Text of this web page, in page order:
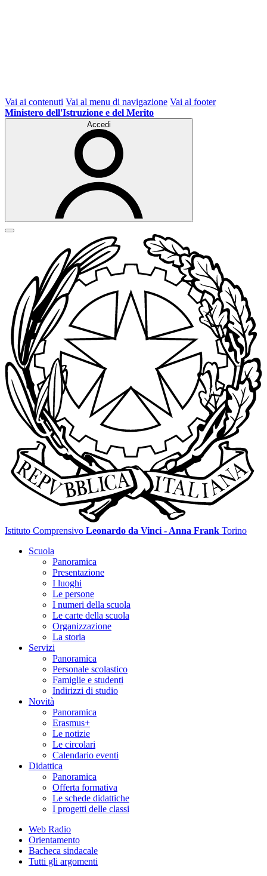
Vai ai contenuti Vai al menu di navigazione Vai al footer
Ministero dell'Istruzione e del Merito
Accedi
Istituto Comprensivo Leonardo da Vinci - Anna Frank Torino
Scuola
Panoramica
Presentazione
I luoghi
Le persone
I numeri della scuola
Le carte della scuola
Organizzazione
La storia
Servizi
Panoramica
Personale scolastico
Famiglie e studenti
Indirizzi di studio
Novità
Panoramica
Erasmus+
Le notizie
Le circolari
Calendario eventi
Didattica
Panoramica
Offerta formativa
Le schede didattiche
I progetti delle classi
Web Radio
Orientamento
Bacheca sindacale
Tutti gli argomenti